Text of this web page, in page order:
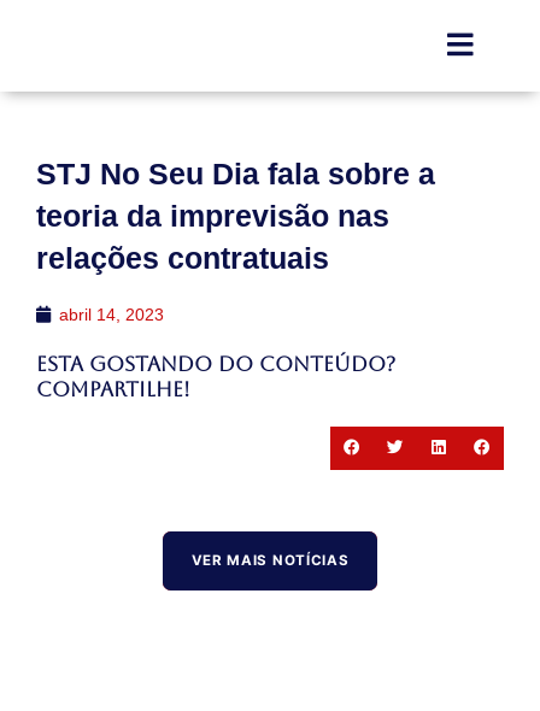
STJ No Seu Dia fala sobre a
teoria da imprevisão nas
relações contratuais
abril 14, 2023
Esta gostando do conteúdo?
Compartilhe!
VER MAIS NOTÍCIAS